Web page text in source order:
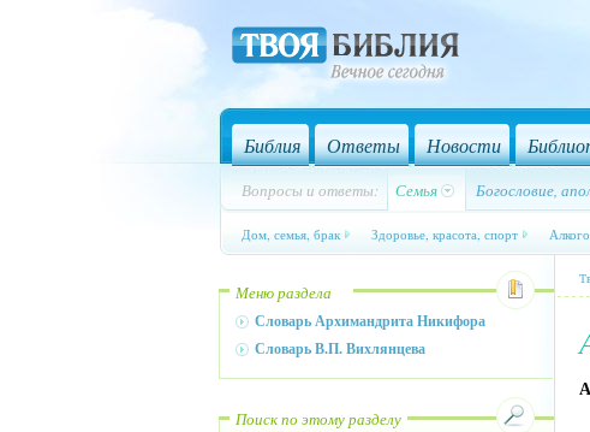
Библия Ответы Новости
Вопросы и ответы: Семья Богословие,
Дом, семья, брак Здоровье, красота, спорт
Меню раздела
Словарь Архимандрита Никифора
Словарь В.П. Вихлянцева
Поиск по этому разделу